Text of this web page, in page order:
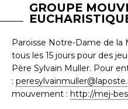
GROUPE
Paroisse Notre-Dame de la
tous les 15 jours pour des
Père Sylvain Muller. Pour
:
mouvement : http://mej-